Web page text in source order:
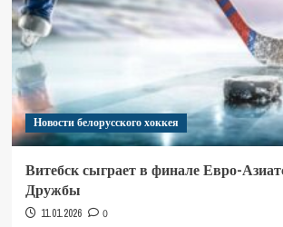
Новости белорусского хоккея
Витебск сыграет в финале Евро-
Дружбы
11.01.2026 0